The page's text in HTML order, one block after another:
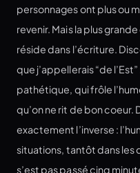
personnages ont plus ou
revenir. Mais la plus
réside dans l’écriture.
que j’appellerais “de
pathétique, qui frôle
qu’on ne rit de bon coeur.
exactement l’inverse :
situations, tantôt dans les
s’est pas passé cinq